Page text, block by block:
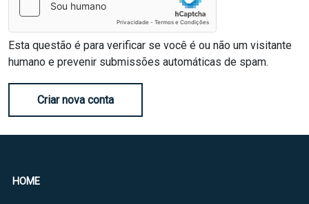
Esta questão é para verificar se você é ou não um visitante
humano e prevenir submissões automáticas de spam.
Criar nova conta
HOME